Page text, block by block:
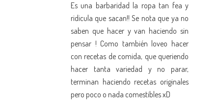
Es una barbaridad la ropa tan fea y
ridicula que sacan!! Se nota que ya no
saben que hacer y van haciendo sin
pensar ! Como también loveo hacer
con recetas de comida, que queriendo
hacer tanta variedad y no parar,
terminan haciendo recetas originales
pero poco o nada comestibles xD